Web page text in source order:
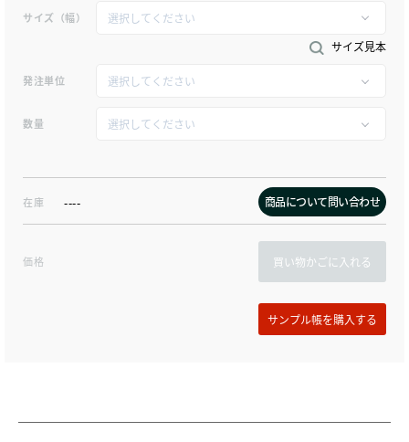
サイズ（幅）
サイズ見本
発注単位
数量
在庫 ---- 商品について問い合わせ
価格 買い物かごに入れる